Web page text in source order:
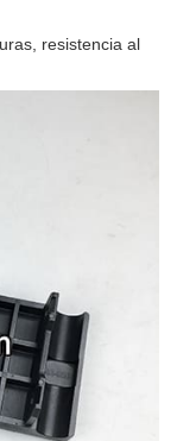
resistencia al